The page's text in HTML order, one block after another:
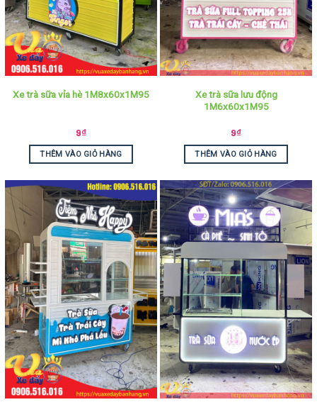
Xe trà sữa vỉa hè 1M8x60x1M95
9₫
THÊM VÀO GIỎ HÀNG
Xe trà sữa lưu động
1M6x60x1M95
9₫
THÊM VÀO GIỎ HÀNG